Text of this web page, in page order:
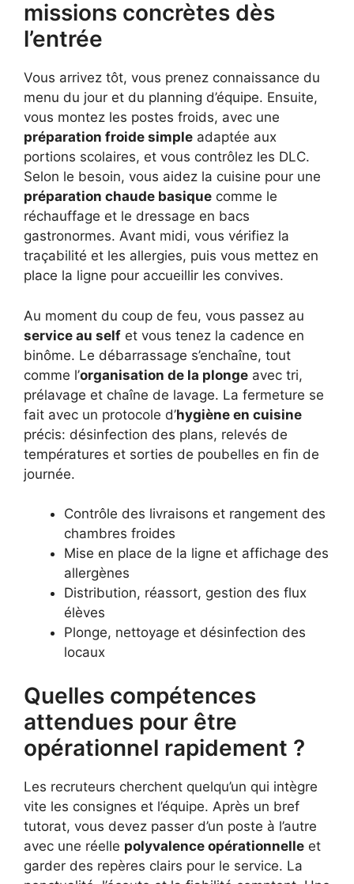
missions concrètes dès
l’entrée
Vous arrivez tôt, vous prenez connaissance du
menu du jour et du planning d’équipe. Ensuite,
vous montez les postes froids, avec une
préparation froide simple adaptée aux
portions scolaires, et vous contrôlez les DLC.
Selon le besoin, vous aidez la cuisine pour une
préparation chaude basique comme le
réchauffage et le dressage en bacs
gastronormes. Avant midi, vous vérifiez la
traçabilité et les allergies, puis vous mettez en
place la ligne pour accueillir les convives.
Au moment du coup de feu, vous passez au
service au self et vous tenez la cadence en
binôme. Le débarrassage s’enchaîne, tout
comme l’organisation de la plonge avec tri,
prélavage et chaîne de lavage. La fermeture se
fait avec un protocole d’hygiène en cuisine
précis: désinfection des plans, relevés de
températures et sorties de poubelles en fin de
journée.
Contrôle des livraisons et rangement des
chambres froides
Mise en place de la ligne et affichage des
allergènes
Distribution, réassort, gestion des flux
élèves
Plonge, nettoyage et désinfection des
locaux
Quelles compétences
attendues pour être
opérationnel rapidement ?
Les recruteurs cherchent quelqu’un qui intègre
vite les consignes et l’équipe. Après un bref
tutorat, vous devez passer d’un poste à l’autre
avec une réelle polyvalence opérationnelle et
garder des repères clairs pour le service. La